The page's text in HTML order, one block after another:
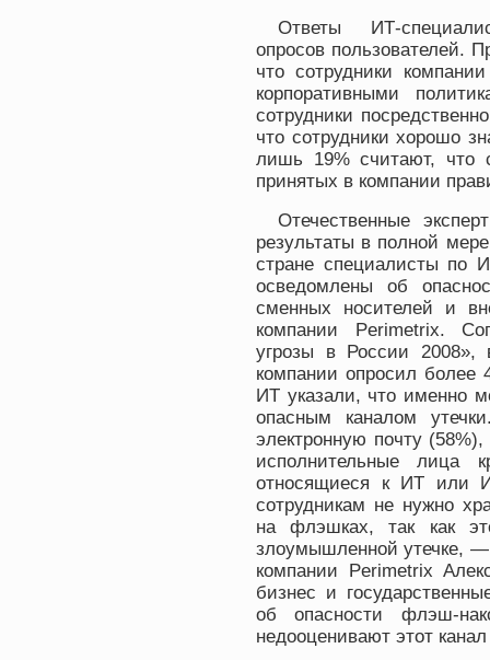
Ответы ИТ-
опросов пользователей.
что сотрудники
корпоративными
сотрудники
что сотрудники хорошо
лишь 19% считают, что
принятых в компании
Отечественные
результаты в полной
стране специалисты по
осведомлены об
сменных носителей и
компании Perimetrix.
угрозы в России 2008»,
компании опросил более
ИТ указали, что именно
опасным каналом
электронную почту
исполнительные лица
относящиеся к ИТ или
сотрудникам не нужно
на флэшках, так как
злоумышленной утечке, —
компании Perimetrix
бизнес и
об опасности флэш-
недооценивают этот канал